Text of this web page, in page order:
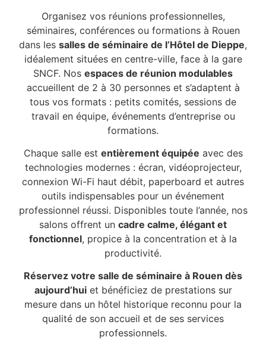
Organisez vos réunions professionnelles,
séminaires, conférences ou formations à Rouen
dans les salles de séminaire de l’Hôtel de Dieppe,
idéalement situées en centre-ville, face à la gare
SNCF. Nos espaces de réunion modulables
accueillent de 2 à 30 personnes et s’adaptent à
tous vos formats : petits comités, sessions de
travail en équipe, événements d’entreprise ou
formations.
Chaque salle est entièrement équipée avec des
technologies modernes : écran, vidéoprojecteur,
connexion Wi-Fi haut débit, paperboard et autres
outils indispensables pour un événement
professionnel réussi. Disponibles toute l’année, nos
salons offrent un cadre calme, élégant et
fonctionnel, propice à la concentration et à la
productivité.
Réservez votre salle de séminaire à Rouen dès
aujourd’huiet bénéficiez de prestations sur
mesure dans un hôtel historique reconnu pour la
qualité de son accueil et de ses services
professionnels.